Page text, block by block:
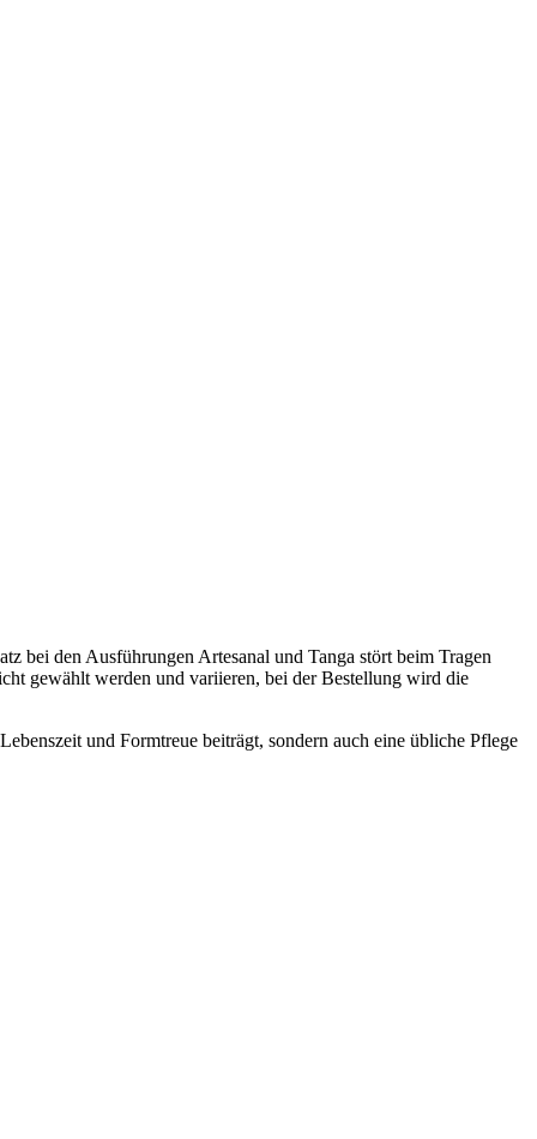
bei den Ausführungen Artesanal und Tanga stört beim Tragen
gewählt werden und variieren, bei der Bestellung wird die
und Formtreue beiträgt, sondern auch eine übliche Pflege